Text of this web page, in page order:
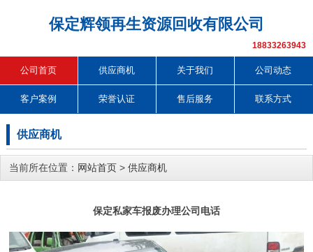
保定辉领再生资源回收有限公司
18833263943
公司首页 供应商机 关于我们 公司动态
客户案例 荣誉认证 售后服务 联系方式
供应商机
当前所在位置： 网站首页 > 供应商机
保定私家车报废办理公司电话